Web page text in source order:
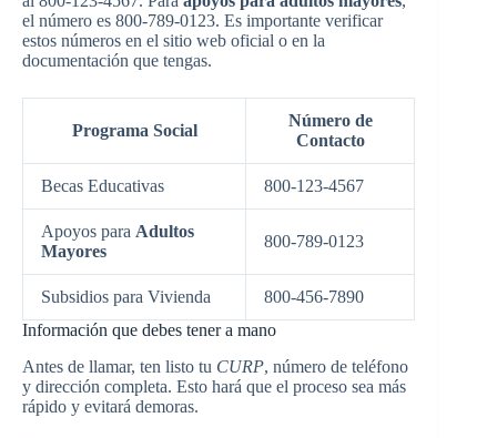
el número es 800-789-0123. Es importante verificar
estos números en el sitio web oficial o en la
documentación que tengas.
Programa Social
Número de
Contacto
Becas Educativas 800-123-4567
Apoyos para Adultos
Mayores
800-789-0123
Subsidios para Vivienda
800-456-7890
Información que debes tener a mano
Antes de llamar, ten listo tu CURP, número de teléfono
y dirección completa. Esto hará que el proceso sea más
rápido y evitará demoras.